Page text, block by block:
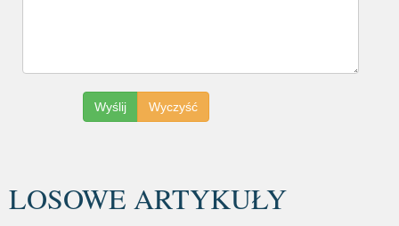
LOSOWE ARTYKUŁY